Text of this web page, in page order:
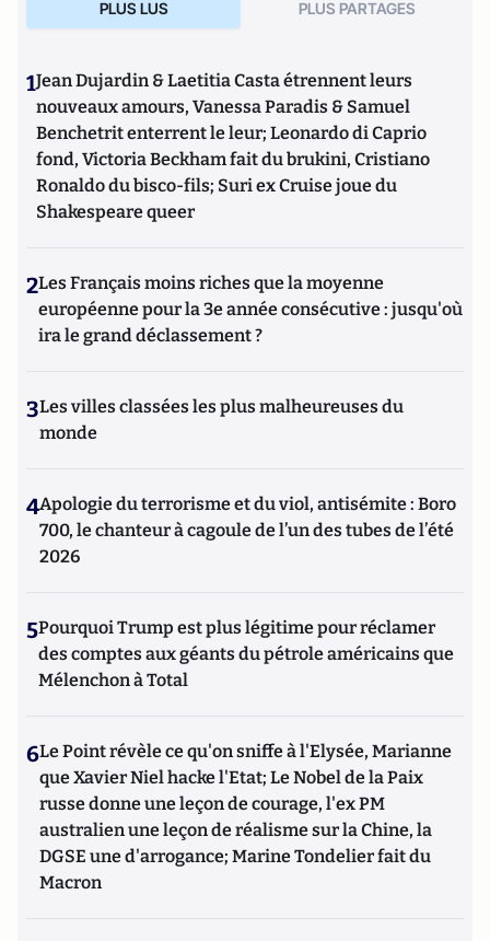
PLUS LUS PLUS PARTAGES
1Jean Dujardin & Laetitia Casta étrennent leurs
nouveaux amours, Vanessa Paradis & Samuel
Benchetrit enterrent le leur; Leonardo di Caprio
fond, Victoria Beckham fait du brukini, Cristiano
Ronaldo du bisco-fils; Suri ex Cruise joue du
Shakespeare queer
2Les Français moins riches que la moyenne
européenne pour la 3e année consécutive : jusqu'où
ira le grand déclassement ?
3Les villes classées les plus malheureuses du
monde
4Apologie du terrorisme et du viol, antisémite : Boro
700, le chanteur à cagoule de l’un des tubes de l’été
2026
5Pourquoi Trump est plus légitime pour réclamer
des comptes aux géants du pétrole américains que
Mélenchon à Total
6Le Point révèle ce qu'on sniffe à l'Elysée, Marianne
que Xavier Niel hacke l'Etat; Le Nobel de la Paix
russe donne une leçon de courage, l'ex PM
australien une leçon de réalisme sur la Chine, la
DGSE une d'arrogance; Marine Tondelier fait du
Macron